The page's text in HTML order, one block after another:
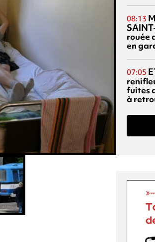
08:13
rouée
en
07:05
fuites
à